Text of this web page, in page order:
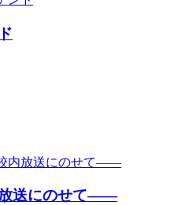
送にのせて――